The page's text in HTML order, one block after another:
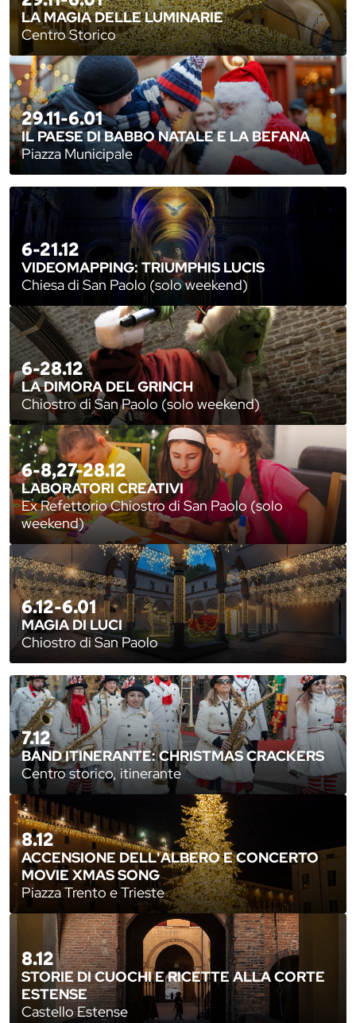
LA MAGIA DELLE LUMINARIE
Centro Storico
29.11-6.01
IL PAESE DI BABBO NATALE E LA BEFANA
Piazza Municipale
6-21.12
VIDEOMAPPING: TRIUMPHIS LUCIS
Chiesa di San Paolo (solo weekend)
6-28.12
LA DIMORA DEL GRINCH
Chiostro di San Paolo (solo weekend)
6-8,27-28.12
LABORATORI CREATIVI
Ex Refettorio Chiostro di San Paolo (solo
weekend)
6.12-6.01
MAGIA DI LUCI
Chiostro di San Paolo
7.12
BAND ITINERANTE: CHRISTMAS CRACKERS
Centro storico, itinerante
8.12
ACCENSIONE DELL'ALBERO E CONCERTO
MOVIE XMAS SONG
Piazza Trento e Trieste
8.12
STORIE DI CUOCHI E RICETTE ALLA CORTE
ESTENSE
Castello Estense